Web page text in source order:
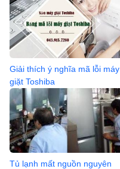
Giải thích ý nghĩa mã lỗi máy
giặt Toshiba
Tủ lạnh mất nguồn nguyên